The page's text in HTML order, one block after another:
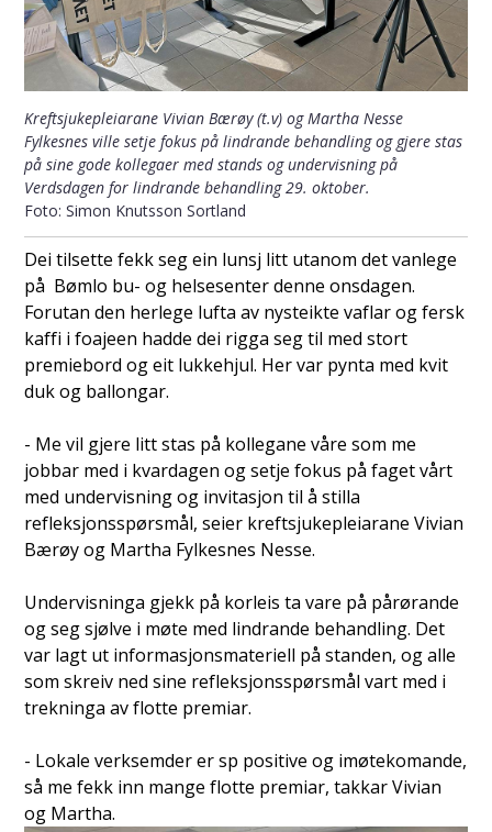
Kreftsjukepleiarane Vivian Bærøy (t.v) og Martha Nesse
Fylkesnes ville setje fokus på lindrande behandling og gjere stas
på sine gode kollegaer med stands og undervisning på
Verdsdagen for lindrande behandling 29. oktober.
Simon Knutsson Sortland
Dei tilsette fekk seg ein lunsj litt utanom det vanlege
på Bømlo bu- og helsesenter denne onsdagen.
Forutan den herlege lufta av nysteikte vaflar og fersk
kaffi i foajeen hadde dei rigga seg til med stort
premiebord og eit lukkehjul. Her var pynta med kvit
duk og ballongar.
- Me vil gjere litt stas på kollegane våre som me
jobbar med i kvardagen og setje fokus på faget vårt
med undervisning og invitasjon til å stilla
refleksjonsspørsmål, seier kreftsjukepleiarane Vivian
Bærøy og Martha Fylkesnes Nesse.
Undervisninga gjekk på korleis ta vare på pårørande
og seg sjølve i møte med lindrande behandling. Det
var lagt ut informasjonsmateriell på standen, og alle
som skreiv ned sine refleksjonsspørsmål vart med i
trekninga av flotte premiar.
- Lokale verksemder er sp positive og imøtekomande,
så me fekk inn mange flotte premiar, takkar Vivian
og Martha.